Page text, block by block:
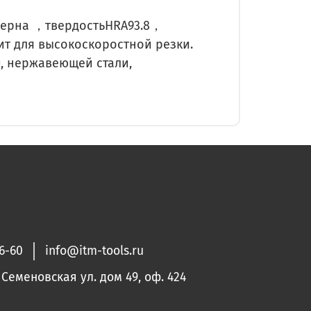
，твердостьHRA93.8，
для высокоскоростной резки.
нержавеющей стали,
60
info@itm-tools.ru
ул. дом 49, оф. 424